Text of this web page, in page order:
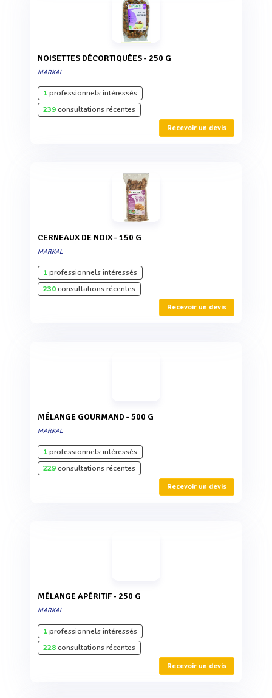
NOISETTES DÉCORTIQUÉES - 250 G
MARKAL
1professionnels intéressés
239consultations récentes
Recevoir un devis
CERNEAUX DE NOIX - 150 G
MARKAL
1professionnels intéressés
230consultations récentes
Recevoir un devis
MÉLANGE GOURMAND - 500 G
MARKAL
1professionnels intéressés
229consultations récentes
Recevoir un devis
MÉLANGE APÉRITIF - 250 G
MARKAL
1professionnels intéressés
228consultations récentes
Recevoir un devis